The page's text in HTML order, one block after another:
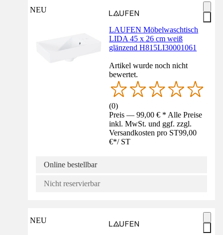
NEU
LAUFEN Möbelwaschtisch
LIDA 45 x 26 cm weiß
glänzend H815LI30001061
Artikel wurde noch nicht
bewertet.
(0)
Preis — 99,00 € * Alle Preise
inkl. MwSt. und ggf. zzgl.
Versandkosten pro ST99,00
€*/ ST
Online bestellbar
Nicht reservierbar
NEU